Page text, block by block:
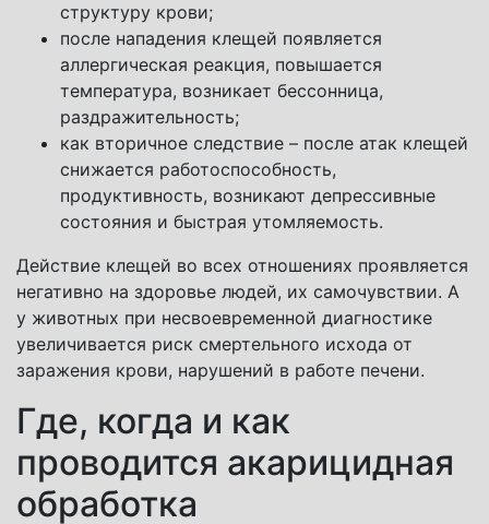
структуру крови;
после нападения клещей появляется
аллергическая реакция, повышается
температура, возникает бессонница,
раздражительность;
как вторичное следствие – после атак клещей
снижается работоспособность,
продуктивность, возникают депрессивные
состояния и быстрая утомляемость.
Действие клещей во всех отношениях проявляется
негативно на здоровье людей, их самочувствии. А
у животных при несвоевременной диагностике
увеличивается риск смертельного исхода от
заражения крови, нарушений в работе печени.
Где, когда и как
проводится акарицидная
обработка